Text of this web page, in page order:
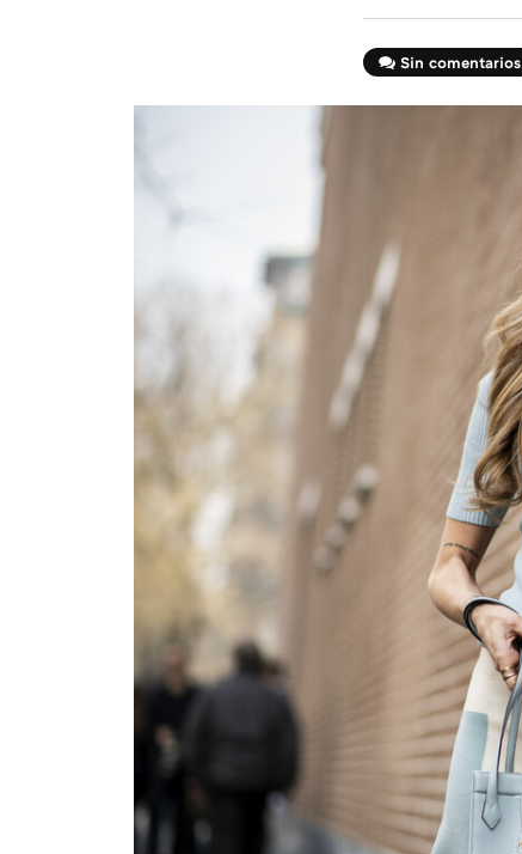
Sin comentarios